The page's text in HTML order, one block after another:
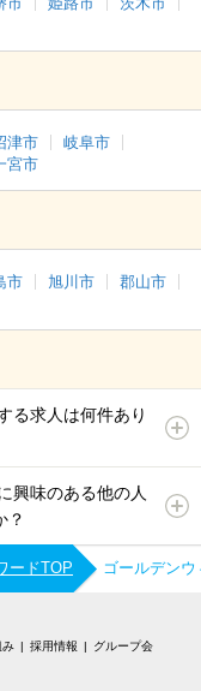
津市
岐阜市
宮市
市 旭川市
郡山市
る求人は何件あり
興味のある他の人
？
ードTOP ゴールデン
み 採用情報
グループ会